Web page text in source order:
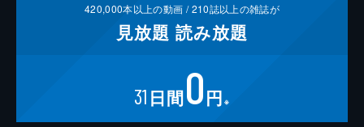
420,000本以上の動画 /210誌以上の雑誌が
見放題 読み放題
31 日間0円 ※